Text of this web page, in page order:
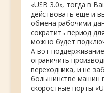
«USB 3.0», тогда в
действовать еще и
обмена рабочими
сократить период
можно будет
А вот
ограничить
переходника, и не
большинстве машин
скоростные порты